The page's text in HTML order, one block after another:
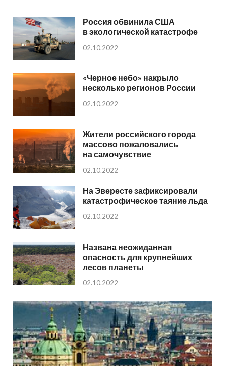
Россия обвинила США
в экологической катастрофе
02.10.2022
«Черное небо» накрыло
несколько регионов России
02.10.2022
Жители российского города
массово пожаловались
на самочувствие
02.10.2022
На Эвересте зафиксировали
катастрофическое таяние льда
02.10.2022
Названа неожиданная
опасность для крупнейших
лесов планеты
02.10.2022